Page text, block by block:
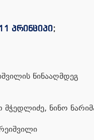
პრინციპი;
წინააღმდეგ
ნინო